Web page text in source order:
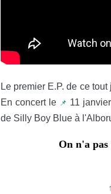
Le premier E.P. de ce
En concert le 📌 11
de Silly Boy Blue à
On n'a